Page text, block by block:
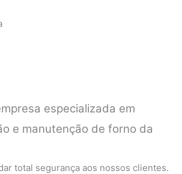
especializada em
e manutenção de forno da
total segurança aos nossos clientes.